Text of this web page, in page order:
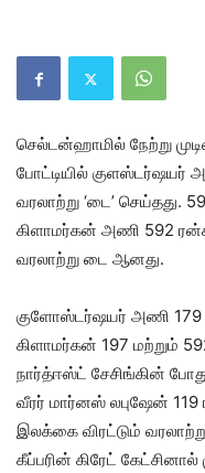
செல்டன்ஹாமில் நேற்று
போட்டியில் குளஸ்டர்ஷயர்
வரலாற்று ‘டை’
கிளாமர்கன் அணி 592
வரலாற்று டை ஆனது.
குளோஸ்டர்ஷயர் அணி 179
கிளாமர்கன் 197 மற்றும்
நார்த்ஈஸ்ட் சேசிங்கின்
வீரர் மார்னஸ் லபுஷேன் 119
இலக்கை விரட்டும்
கீப்பரின் கிரேட் கேட்சினால்